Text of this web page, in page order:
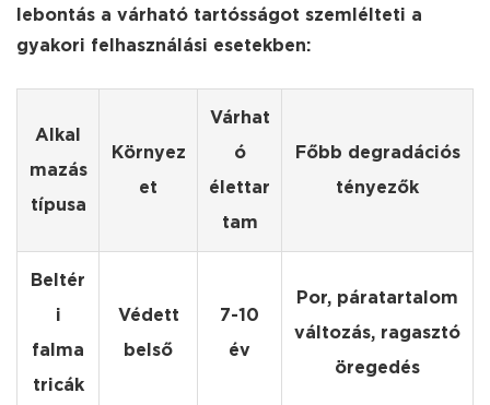
lebontás a várható tartósságot szemlélteti a
gyakori felhasználási esetekben:
Alkal
mazás
típusa
Környez
et
Várhat
ó
élettar
tam
Főbb degradációs
tényezők
Beltér
i
falma
tricák
Védett
belső
7-10
év
Por, páratartalom
változás, ragasztó
öregedés